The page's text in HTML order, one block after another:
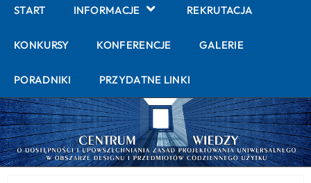
START INFORMACJE REKRUTACJA
KONKURSY KONFERENCJE GALERIE
PORADNIKI PRZYDATNE LINKI